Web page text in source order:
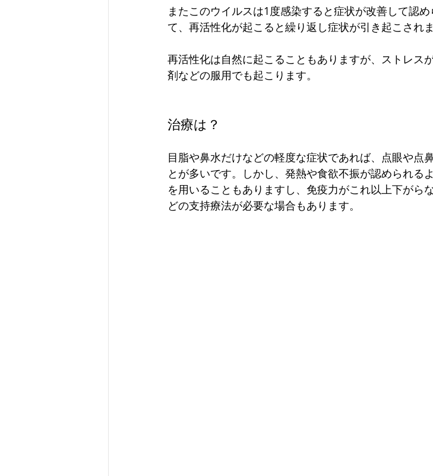
またこのウイルスは1度感染すると症状が改善して認
て、再活性化が起こると繰り返し症状が引き起こされま
再活性化は自然に起こることもありますが、ストレス
剤などの服用でも起こります。
治療は？
目脂や鼻水だけなどの軽度な症状であれば、点眼や点
とが多いです。しかし、発熱や食欲不振が認められる
を用いることもありますし、免疫力がこれ以上下がら
どの支持療法が必要な場合もあります。